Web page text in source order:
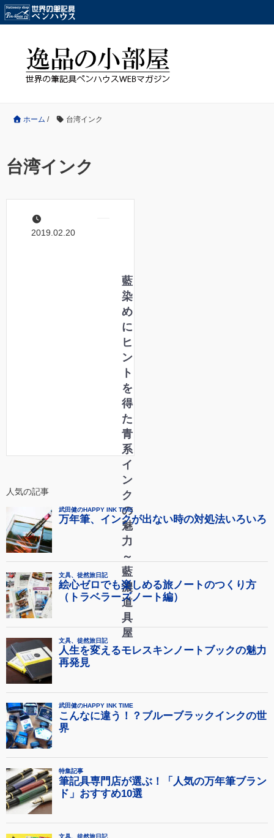
ホーム / 台湾インク
台湾インク
2019.02.20
藍
染
め
に
ヒ
ン
ト
を
得
た
青
系
イ
ン
ク
の
魅
力
～
藍
濃
道
具
屋
人気の記事